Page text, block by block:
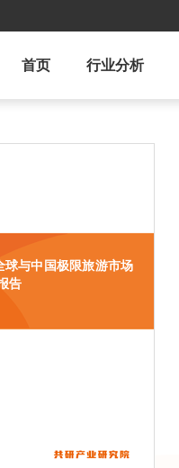
首页 行业分析
与中国极限旅游市场
告